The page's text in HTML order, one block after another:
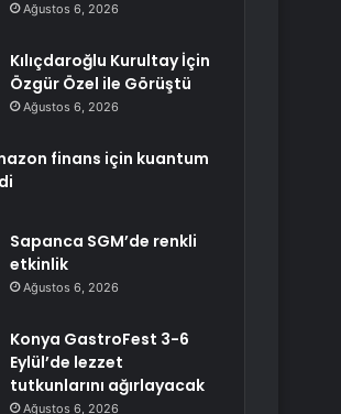
Ağustos 6, 2026
Kılıçdaroğlu Kurultay İçin
Özgür Özel ile Görüştü
Ağustos 6, 2026
finans için kuantum
Sapanca SGM’de renkli
etkinlik
Ağustos 6, 2026
Konya GastroFest 3-6
Eylül’de lezzet
tutkunlarını ağırlayacak
Ağustos 6, 2026